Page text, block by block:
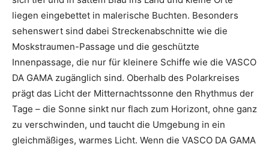
liegen eingebettet in malerische Buchten. Besonders
sehenswert sind dabei Streckenabschnitte wie die
Moskstraumen-Passage und die geschützte
Innenpassage, die nur für kleinere Schiffe wie die VASCO
DA GAMA zugänglich sind. Oberhalb des Polarkreises
prägt das Licht der Mitternachtssonne den Rhythmus der
Tage – die Sonne sinkt nur flach zum Horizont, ohne ganz
zu verschwinden, und taucht die Umgebung in ein
gleichmäßiges, warmes Licht. Wenn die VASCO DA GAMA